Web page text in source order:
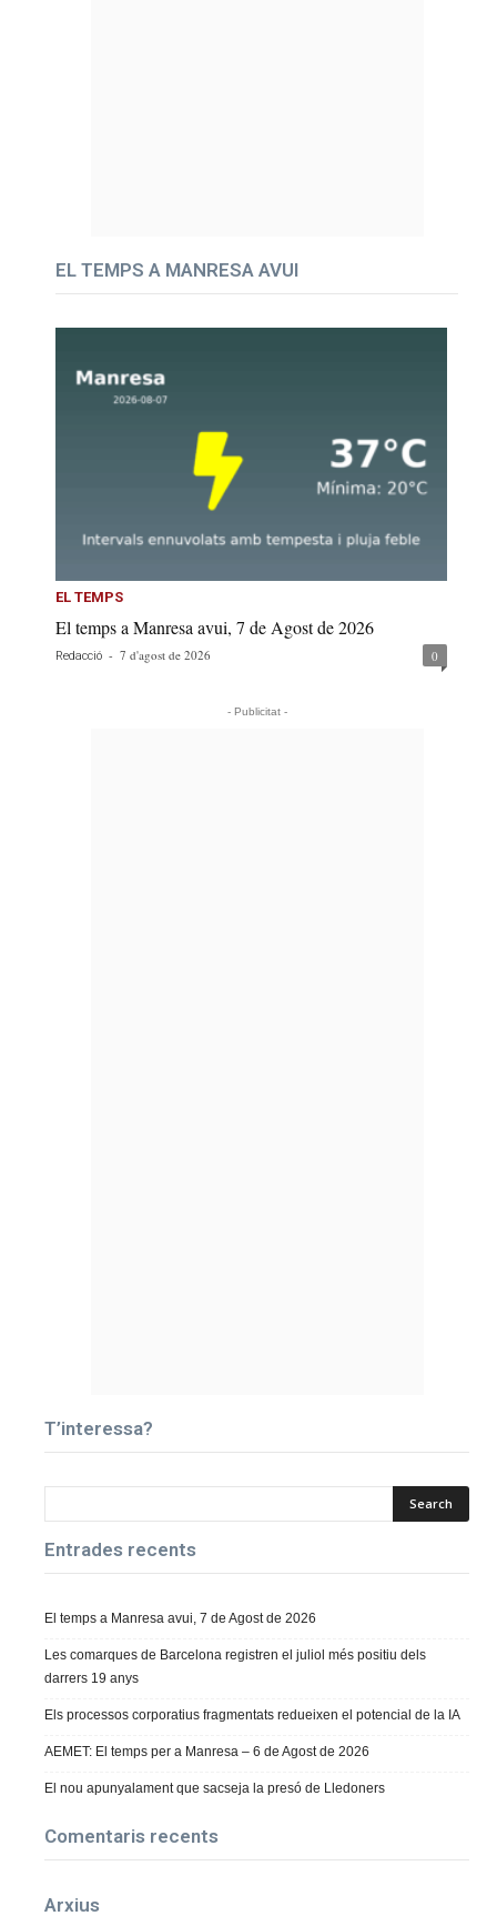
EL TEMPS A MANRESA AVUI
EL TEMPS
El temps a Manresa avui, 7 de Agost de 2026
Redacció - 7 d'agost de 2026 0
- Publicitat -
T’interessa?
Entrades recents
El temps a Manresa avui, 7 de Agost de 2026
Les comarques de Barcelona registren el juliol més positiu dels
darrers 19 anys
Els processos corporatius fragmentats redueixen el potencial de la IA
AEMET: El temps per a Manresa – 6 de Agost de 2026
El nou apunyalament que sacseja la presó de Lledoners
Comentaris recents
Arxius